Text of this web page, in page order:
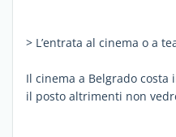
> L’entrata al cinema o a
Il cinema a Belgrado
il posto altrimenti non